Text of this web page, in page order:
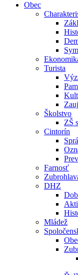
Obec
Turista
Školstvo
ZŠ
Cintorín
Farnosť
DHZ
Mládež